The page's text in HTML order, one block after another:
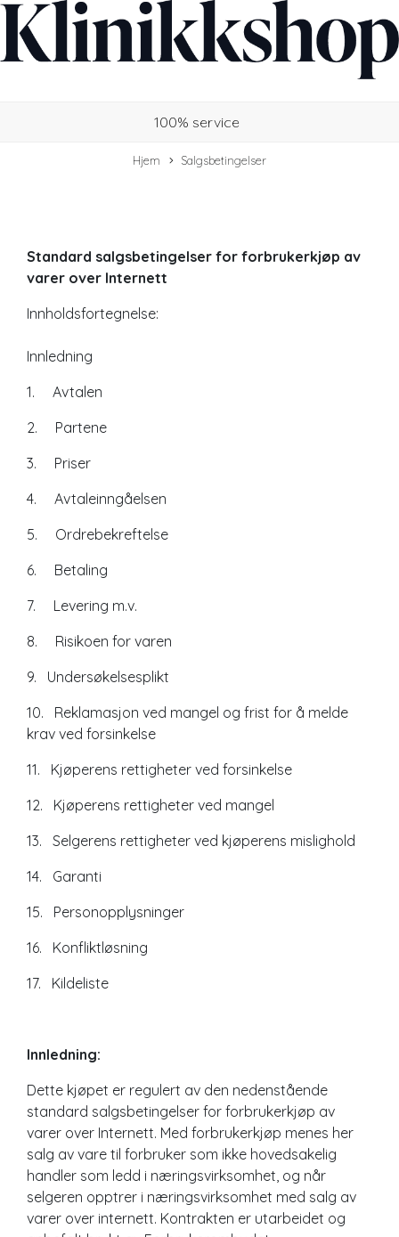
100% service
Hjem Salgsbetingelser
Standard salgsbetingelser for forbrukerkjøp av
varer over Internett
Innholdsfortegnelse:
Innledning
1. Avtalen
2. Partene
3. Priser
4. Avtaleinngåelsen
5. Ordrebekreftelse
6. Betaling
7. Levering m.v.
8. Risikoen for varen
9. Undersøkelsesplikt
10. Reklamasjon ved mangel og frist for å melde
krav ved forsinkelse
11. Kjøperens rettigheter ved forsinkelse
12. Kjøperens rettigheter ved mangel
13. Selgerens rettigheter ved kjøperens mislighold
14. Garanti
15. Personopplysninger
16. Konfliktløsning
17. Kildeliste
Innledning:
Dette kjøpet er regulert av den nedenstående
standard salgsbetingelser for forbrukerkjøp av
varer over Internett. Med forbrukerkjøp menes her
salg av vare til forbruker som ikke hovedsakelig
handler som ledd i næringsvirksomhet, og når
selgeren opptrer i næringsvirksomhet med salg av
varer over internett. Kontrakten er utarbeidet og